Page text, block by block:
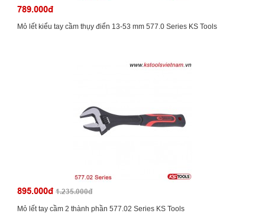
789.000đ
Mỏ lết kiểu tay cầm thụy điển 13-53 mm 577.0 Series KS Tools
895.000đ 1.235.000đ
Mỏ lết tay cầm 2 thành phần 577.02 Series KS Tools